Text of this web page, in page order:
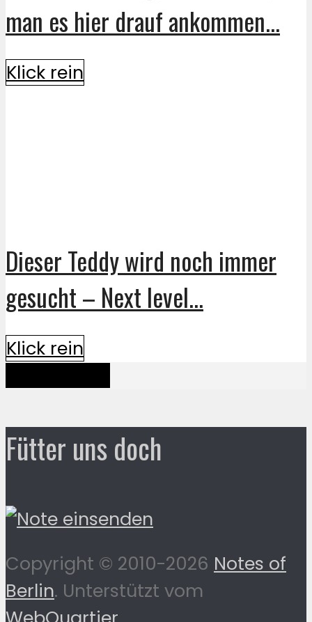
man es hier drauf ankommen...
Klick rein
Dieser Teddy wird noch immer
gesucht – Next level...
Klick rein
Fütter uns doch
Copyright © 2010-2026 Notes of
Berlin. Unterstützt vom